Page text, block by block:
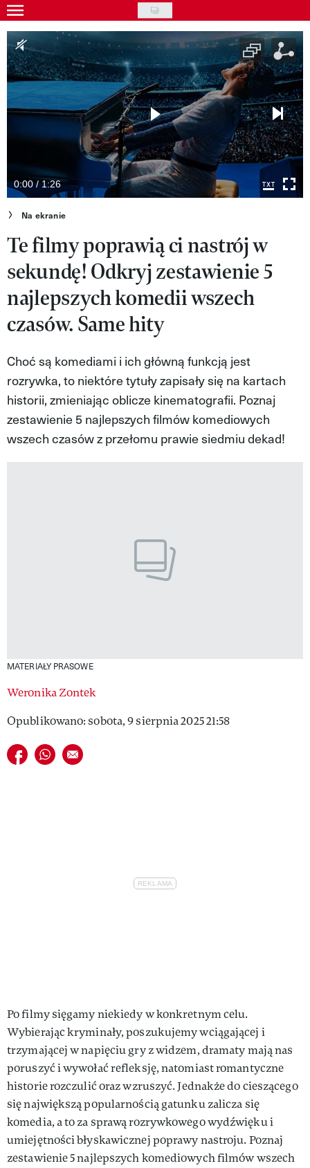
Skip
to
main
content
Wydarzenia
Rozrywka
Na ekranie
Piosenka
VIVA!MODA
VIVA!MAN
VIVA!PEOPLE POWER
VIVA!ITAKA
MAGAZYN VIVA!
0:00 / 1:26
Na ekranie
Te filmy poprawią ci nastrój w
sekundę! Odkryj zestawienie 5
najlepszych komedii wszech
czasów. Same hity
Choć są komediami i ich główną funkcją jest
rozrywka, to niektóre tytuły zapisały się na kartach
historii, zmieniając oblicze kinematografii. Poznaj
zestawienie 5 najlepszych filmów komediowych
wszech czasów z przełomu prawie siedmiu dekad!
MATERIAŁY PRASOWE
Weronika Zontek
Opublikowano: sobota, 9 sierpnia 2025 21:58
Udostępnij na facebook
Udostępnij na whatsapp
E-mail do przyjaciela
Po filmy sięgamy niekiedy w konkretnym celu.
Wybierając kryminały, poszukujemy wciągającej i
trzymającej w napięciu gry z widzem, dramaty mają nas
poruszyć i wywołać refleksję, natomiast romantyczne
historie rozczulić oraz wzruszyć. Jednakże do cieszącego
się największą popularnością gatunku zalicza się
komedia, a to za sprawą rozrywkowego wydźwięku i
umiejętności błyskawicznej poprawy nastroju. Poznaj
zestawienie 5 najlepszych komediowych filmów wszech